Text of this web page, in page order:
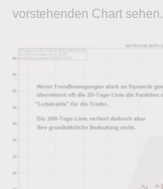
vorstehenden Chart sehen.